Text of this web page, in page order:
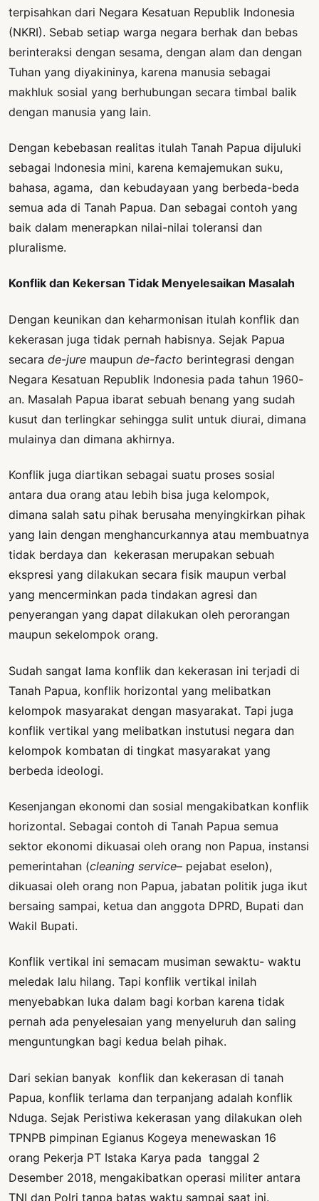
terpisahkan dari Negara Kesatuan Republik Indonesia
(NKRI). Sebab setiap warga negara berhak dan bebas
berinteraksi dengan sesama, dengan alam dan dengan
Tuhan yang diyakininya, karena manusia sebagai
makhluk sosial yang berhubungan secara timbal balik
dengan manusia yang lain.
Dengan kebebasan realitas itulah Tanah Papua dijuluki
sebagai Indonesia mini, karena kemajemukan suku,
bahasa, agama, dan kebudayaan yang berbeda-beda
semua ada di Tanah Papua. Dan sebagai contoh yang
baik dalam menerapkan nilai-nilai toleransi dan
pluralisme.
Konflik dan Kekersan Tidak Menyelesaikan Masalah
Dengan keunikan dan keharmonisan itulah konflik dan
kekerasan juga tidak pernah habisnya. Sejak Papua
secara de-jure maupun de-facto berintegrasi dengan
Negara Kesatuan Republik Indonesia pada tahun 1960-
an. Masalah Papua ibarat sebuah benang yang sudah
kusut dan terlingkar sehingga sulit untuk diurai, dimana
mulainya dan dimana akhirnya.
Konflik juga diartikan sebagai suatu proses sosial
antara dua orang atau lebih bisa juga kelompok,
dimana salah satu pihak berusaha menyingkirkan pihak
yang lain dengan menghancurkannya atau membuatnya
tidak berdaya dan kekerasan merupakan sebuah
ekspresi yang dilakukan secara fisik maupun verbal
yang mencerminkan pada tindakan agresi dan
penyerangan yang dapat dilakukan oleh perorangan
maupun sekelompok orang.
Sudah sangat lama konflik dan kekerasan ini terjadi di
Tanah Papua, konflik horizontal yang melibatkan
kelompok masyarakat dengan masyarakat. Tapi juga
konflik vertikal yang melibatkan instutusi negara dan
kelompok kombatan di tingkat masyarakat yang
berbeda ideologi.
Kesenjangan ekonomi dan sosial mengakibatkan konflik
horizontal. Sebagai contoh di Tanah Papua semua
sektor ekonomi dikuasai oleh orang non Papua, instansi
pemerintahan (cleaning service– pejabat eselon),
dikuasai oleh orang non Papua, jabatan politik juga ikut
bersaing sampai, ketua dan anggota DPRD, Bupati dan
Wakil Bupati.
Konflik vertikal ini semacam musiman sewaktu- waktu
meledak lalu hilang. Tapi konflik vertikal inilah
menyebabkan luka dalam bagi korban karena tidak
pernah ada penyelesaian yang menyeluruh dan saling
menguntungkan bagi kedua belah pihak.
Dari sekian banyak konflik dan kekerasan di tanah
Papua, konflik terlama dan terpanjang adalah konflik
Nduga. Sejak Peristiwa kekerasan yang dilakukan oleh
TPNPB pimpinan Egianus Kogeya menewaskan 16
orang Pekerja PT Istaka Karya pada tanggal 2
Desember 2018, mengakibatkan operasi militer antara
TNI dan Polri tanpa batas waktu sampai saat ini.